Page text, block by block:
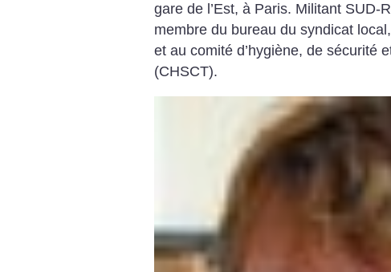
gare de l’Est, à Paris. Militant SUD-
membre du bureau du syndicat
et au comité d’hygiène, de sécurité
(CHSCT).